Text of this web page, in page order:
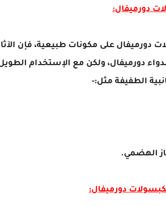
دورميفال:
دورميفال على مكونات طبيعية، فإن
دورميفال، ولكن مع الإستخدام
الطفيفة مثل:-
الهضمي.
دورميفال: